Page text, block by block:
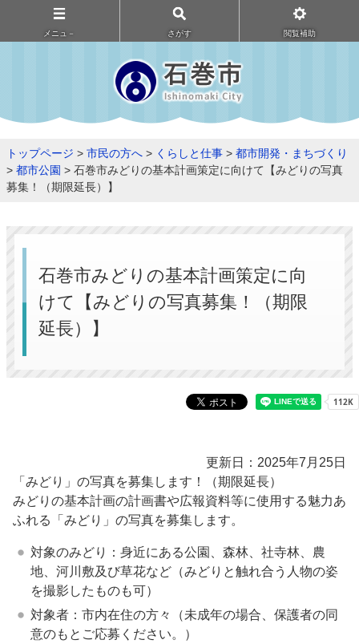
メニュ－ さがす 閲覧補助
トップページ > 市民の方へ > くらしと仕事 > 都市開発・まちづくり
> 都市公園 > 石巻市みどりの基本計画策定に向けて【みどりの写真
募集！（期限延長）】
石巻市みどりの基本計画策定に向
けて【みどりの写真募集！（期限
延長）】
更新日：2025年7月25日
「みどり」の写真を募集します！（期限延長）
みどりの基本計画の計画書や広報資料等に使用する魅力あ
ふれる「みどり」の写真を募集します。
対象のみどり：身近にある公園、森林、社寺林、農
地、河川敷及び草花など（みどりと触れ合う人物の姿
を撮影したものも可）
対象者：市内在住の方々（未成年の場合、保護者の同
意のもとご応募ください。）